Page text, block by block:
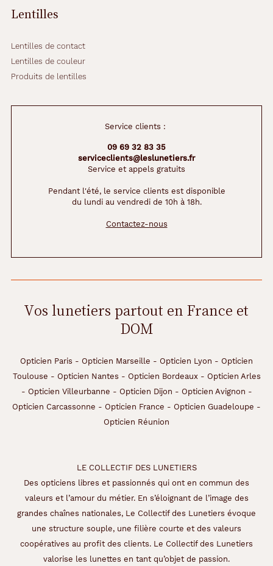
Lentilles
Lentilles de contact
Lentilles de couleur
Produits de lentilles
Service clients :
09 69 32 83 35
serviceclients@leslunetiers.fr
Service et appels gratuits
Pendant l'été, le service clients est disponible
du lundi au vendredi de 10h à 18h.
Contactez-nous
Vos lunetiers partout en France et
DOM
Opticien Paris - Opticien Marseille - Opticien Lyon - Opticien
Toulouse - Opticien Nantes - Opticien Bordeaux- Opticien Arles
- Opticien Villeurbanne - Opticien Dijon - Opticien Avignon -
Opticien Carcassonne - Opticien France - Opticien Guadeloupe -
Opticien Réunion
LE COLLECTIF DES LUNETIERS
Des opticiens libres et passionnés qui ont en commun des
valeurs et l’amour du métier. En s’éloignant de l’image des
grandes chaînes nationales, Le Collectif des Lunetiers évoque
une structure souple, une filière courte et des valeurs
coopératives au profit des clients. Le Collectif des Lunetiers
valorise les lunettes en tant qu’objet de passion.